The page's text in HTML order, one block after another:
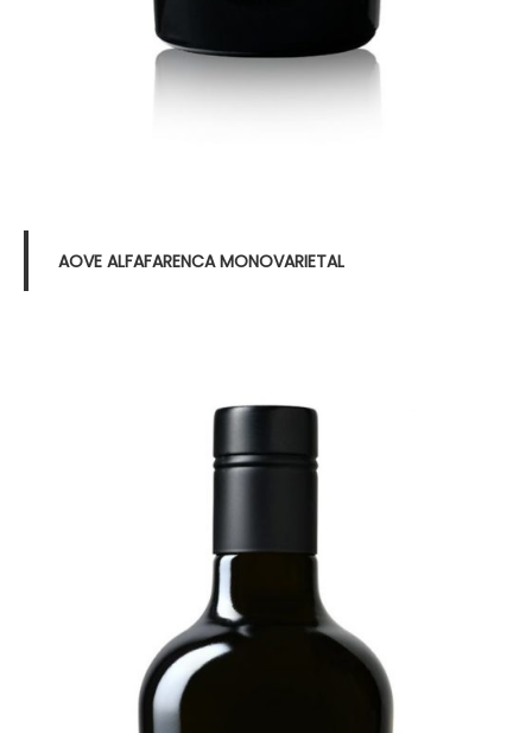
AOVE ALFAFARENCA MONOVARIETAL